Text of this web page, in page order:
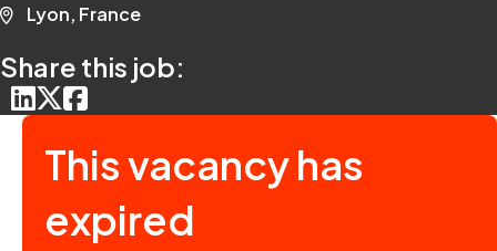
Lyon, France
Share this job:
This vacancy has
expired